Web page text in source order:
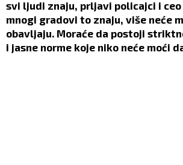
svi ljudi znaju, prljavi policajci i
mnogi gradovi to znaju, više neće
obavljaju. Moraće da postoji
i jasne norme koje niko neće moći